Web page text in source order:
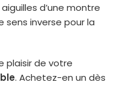
d’une montre
sens inverse pour la
plaisir de votre
. Achetez-en un dès